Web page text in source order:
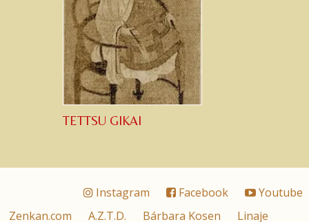
TETTSU GIKAI
Instagram Facebook
Youtube
Zenkan.com
A.Z.T.D. Bárbara Kosen
Linaje